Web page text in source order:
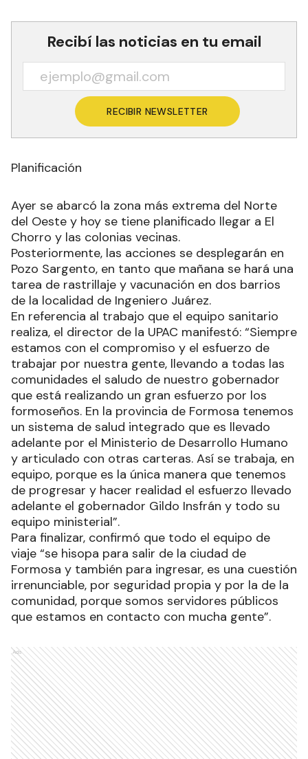
Recibí las noticias en tu email
RECIBIR NEWSLETTER
Planificación
Ayer se abarcó la zona más extrema del Norte
del Oeste y hoy se tiene planificado llegar a El
Chorro y las colonias vecinas.
Posteriormente, las acciones se desplegarán en
Pozo Sargento, en tanto que mañana se hará una
tarea de rastrillaje y vacunación en dos barrios
de la localidad de Ingeniero Juárez.
En referencia al trabajo que el equipo sanitario
realiza, el director de la UPAC manifestó: “Siempre
estamos con el compromiso y el esfuerzo de
trabajar por nuestra gente, llevando a todas las
comunidades el saludo de nuestro gobernador
que está realizando un gran esfuerzo por los
formoseños. En la provincia de Formosa tenemos
un sistema de salud integrado que es llevado
adelante por el Ministerio de Desarrollo Humano
y articulado con otras carteras. Así se trabaja, en
equipo, porque es la única manera que tenemos
de progresar y hacer realidad el esfuerzo llevado
adelante el gobernador Gildo Insfrán y todo su
equipo ministerial”.
Para finalizar, confirmó que todo el equipo de
viaje “se hisopa para salir de la ciudad de
Formosa y también para ingresar, es una cuestión
irrenunciable, por seguridad propia y por la de la
comunidad, porque somos servidores públicos
que estamos en contacto con mucha gente”.
Ads